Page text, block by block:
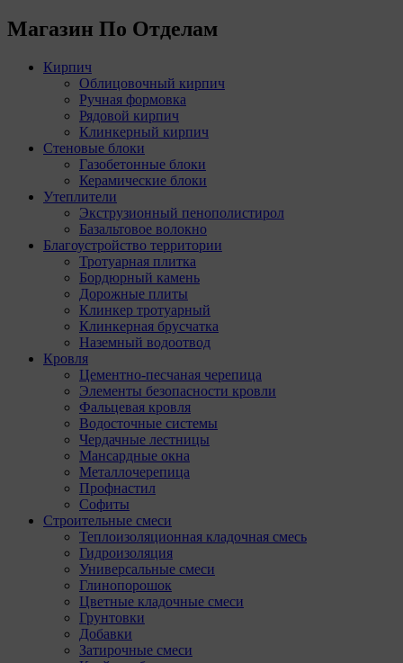
Магазин По Отделам
Кирпич
Облицовочный кирпич
Ручная формовка
Рядовой кирпич
Клинкерный кирпич
Стеновые блоки
Газобетонные блоки
Керамические блоки
Утеплители
Экструзионный пенополистирол
Базальтовое волокно
Благоустройство территории
Тротуарная плитка
Бордюрный камень
Дорожные плиты
Клинкер тротуарный
Клинкерная брусчатка
Наземный водоотвод
Кровля
Цементно-песчаная черепица
Элементы безопасности кровли
Фальцевая кровля
Водосточные системы
Чердачные лестницы
Мансардные окна
Металлочерепица
Профнастил
Софиты
Строительные смеси
Теплоизоляционная кладочная смесь
Гидроизоляция
Универсальные смеси
Глинопорошок
Цветные кладочные смеси
Грунтовки
Добавки
Затирочные смеси